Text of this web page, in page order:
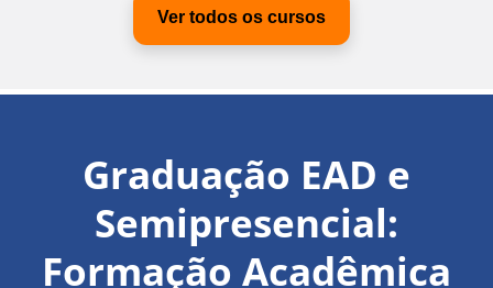
Ver todos os cursos
Graduação EAD e
Semipresencial:
Formação Acadêmica